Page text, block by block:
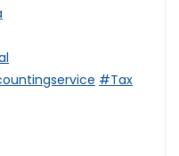
#Tax